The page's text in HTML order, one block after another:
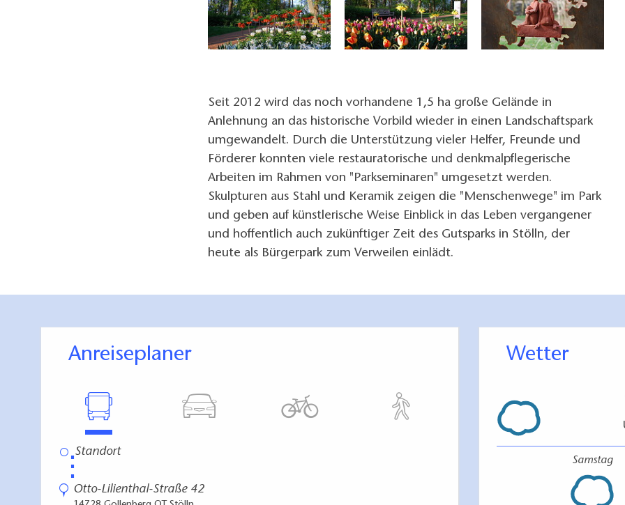
Seit 2012 wird das noch vorhandene 1,5 ha große Gelände in
Anlehnung an das historische Vorbild wieder in einen Landschaftspark
umgewandelt. Durch die Unterstützung vieler Helfer, Freunde und
Förderer konnten viele restauratorische und denkmalpflegerische
Arbeiten im Rahmen von "Parkseminaren" umgesetzt werden.
Skulpturen aus Stahl und Keramik zeigen die "Menschenwege" im Park
und geben auf künstlerische Weise Einblick in das Leben vergangener
und hoffentlich auch zukünftiger Zeit des Gutsparks in Stölln, der
heute als Bürgerpark zum Verweilen einlädt.
Anreiseplaner
⋮
Otto-Lilienthal-Straße 42
Wetter
Samstag